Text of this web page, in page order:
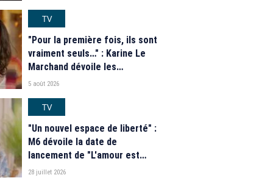
TV
"Pour la première fois, ils sont
vraiment seuls…" : Karine Le
Marchand dévoile les
nouveautés des speed dating
2026
5 août 2026
TV
"Un nouvel espace de liberté" :
M6 dévoile la date de
lancement de "L'amour est
dans le pré" 2026 et une
28 juillet 2026